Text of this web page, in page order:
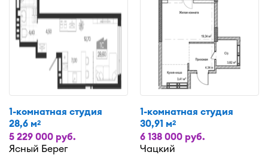
1-комнатная студия
28,6 м2
5 229 000 руб.
Ясный Берег
1-комнатная студия
30,91 м2
6 138 000 руб.
Чацкий